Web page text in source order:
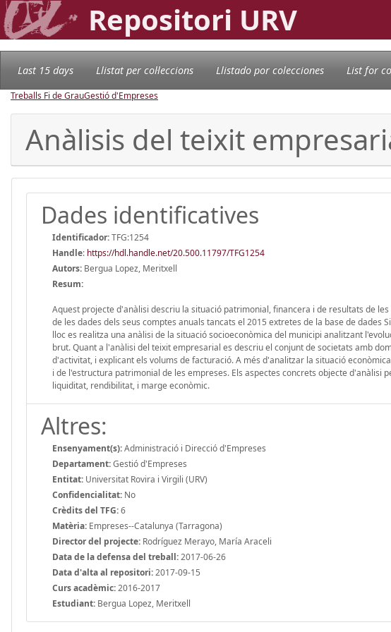
Repositori URV
Last 15 days Llistat per col·leccions Llistado por colecciones List for
Treballs Fi de GrauGestió d'Empreses
Anàlisis del teixit
Dades identificatives
Identificador:TFG:1254
Handle: https://hdl.handle.net/20.500.11797/TFG1254
Autors: Bergua Lopez, Meritxell
Resum:
Aquest projecte d'anàlisi descriu la situació patrimonial, financera i de resultats de
de les dades dels seus comptes anuals tancats el 2015 extretes de la base de
lloc es realitza una anàlisi de la situació socioeconòmica del municipi analitzant
brut. Quant a l'anàlisi del teixit empresarial es descriu el conjunt de societats amb
d'activitat, i explicant els volums de facturació. A més d'analitzar la situació
i de l'estructura patrimonial de les empreses. Els aspectes concrets objecte d'anàlisi
liquiditat, rendibilitat, i marge econòmic.
Altres:
Ensenyament(s):Administració i Direcció d'Empreses
Departament:Gestió d'Empreses
Entitat: Universitat Rovira i Virgili (URV)
Confidencialitat: No
Crèdits del TFG:6
Matèria: Empreses--Catalunya (Tarragona)
Director del projecte: Rodríguez Merayo, María Araceli
Data de la defensa del treball:2017-06-26
Data d'alta al repositori:2017-09-15
Curs acadèmic:2016-2017
Estudiant: Bergua Lopez, Meritxell